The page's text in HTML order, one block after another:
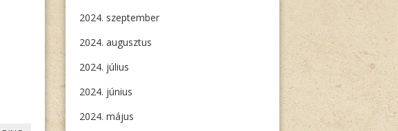
2024. szeptember
2024. augusztus
2024. július
2024. június
2024. május